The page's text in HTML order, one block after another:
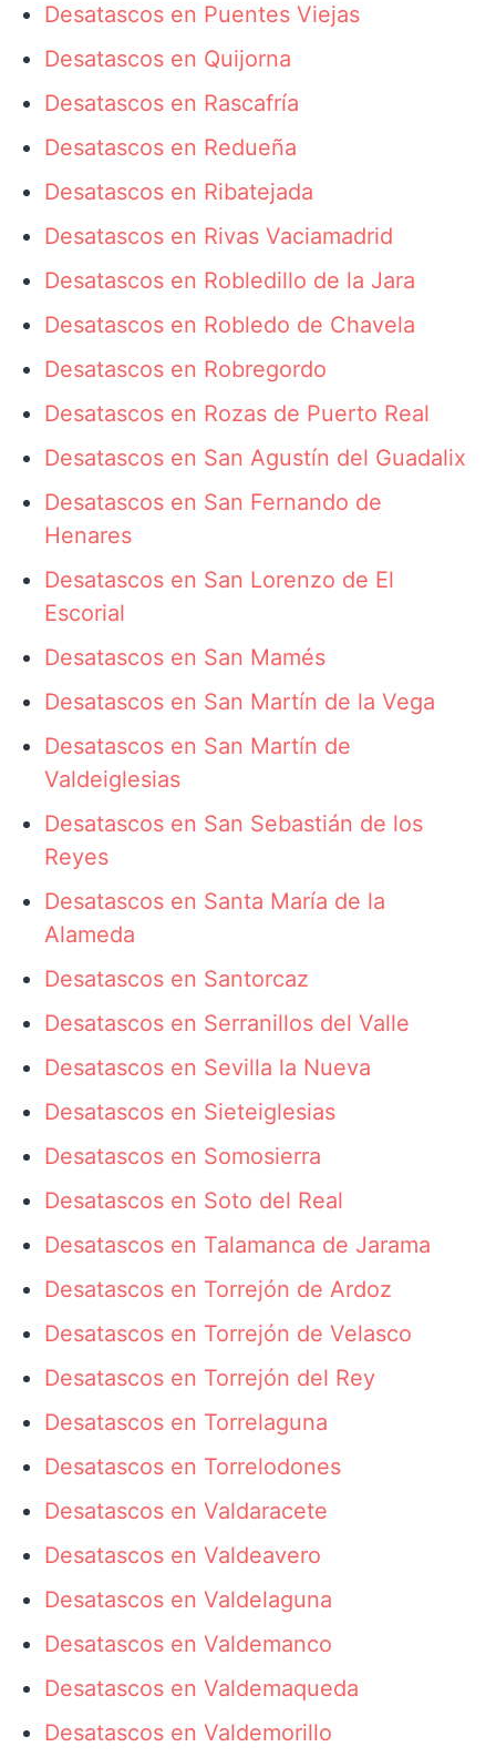
Desatascos en Puentes Viejas
Desatascos en Quijorna
Desatascos en Rascafría
Desatascos en Redueña
Desatascos en Ribatejada
Desatascos en Rivas Vaciamadrid
Desatascos en Robledillo de la Jara
Desatascos en Robledo de Chavela
Desatascos en Robregordo
Desatascos en Rozas de Puerto Real
Desatascos en San Agustín del Guadalix
Desatascos en San Fernando de
Henares
Desatascos en San Lorenzo de El
Escorial
Desatascos en San Mamés
Desatascos en San Martín de la Vega
Desatascos en San Martín de
Valdeiglesias
Desatascos en San Sebastián de los
Reyes
Desatascos en Santa María de la
Alameda
Desatascos en Santorcaz
Desatascos en Serranillos del Valle
Desatascos en Sevilla la Nueva
Desatascos en Sieteiglesias
Desatascos en Somosierra
Desatascos en Soto del Real
Desatascos en Talamanca de Jarama
Desatascos en Torrejón de Ardoz
Desatascos en Torrejón de Velasco
Desatascos en Torrejón del Rey
Desatascos en Torrelaguna
Desatascos en Torrelodones
Desatascos en Valdaracete
Desatascos en Valdeavero
Desatascos en Valdelaguna
Desatascos en Valdemanco
Desatascos en Valdemaqueda
Desatascos en Valdemorillo